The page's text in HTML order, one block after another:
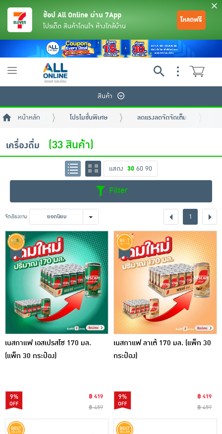
เครื่องดื่มและผงชงดื่ม
เครื่องปรุงรสและของแห้ง
ขนมขบเคี้ยว และช็อคโกแลต
อาหารสด ผัก ผลไม้และเบเกอรี่
พระเครื่อง test pop
ช้อป All Online ผ่าน 7App
โปรเด็ด สินค้าโดนใจ ห้างใกล้บ้าน
โหลดฟรี
Toggle
สินค้า
หน้าหลัก โปรโมชั่นพิเศษ ลดแรงลดจัดจัดเต็ม
เครื่องดื่ม (33 สินค้า)
แสดง 30 60 90
Filter
จัดเรียงตาม ยอดนิยม 1
เนสกาแฟ เอสเปรสโซ 170 มล.
(แพ็ก 30 กระป๋อง)
9%
฿ 419
฿ 459
เนสกาแฟ ลาเต้ 170 มล. (แพ็ก 30
กระป๋อง)
9%
฿ 419
฿ 459